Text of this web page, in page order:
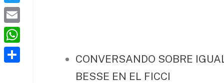
CONVERSANDO SOBRE
BESSE EN EL FICCI
a
c
e
b
T
w
i
t
E
m
a
W
h